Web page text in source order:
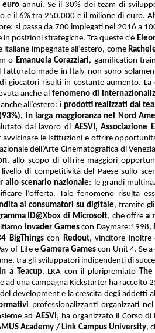
annui. Se il 30% dei team di
e il 6% tra 250.000 e il milione di euro.
si passa da 700 impiegati nel 2016 a
in posizioni strategiche. Tra queste c’è
italiane impegnate all’estero, come
o Emanuela Corazziari, gamification
made in Italy non sono
giocatori risulti in costante aumento. La
anche alfenomeno di
all’estero: i prodotti realizzati dai
in larga maggioranza nel Nord
dal lavoro di AESVI,
le Istituzioni e offrire
dell’Arte Cinematografica di
,allo scopo di offrire maggiori
di competitività del Paese sullo
scenario nazionale: le grandi
l’offerta. Tale fenomeno risulta
ai consumatori su digitale, tramite
ID@Xbox di Microsoft, che offre a
Invader Gamescon Daymare:1998,
BigThingscon Redout, vincitore inoltre
of Life e Gamera Games con Unit 4. Se
tra gli sviluppatori indipendenti di
a Teacup, LKA con il pluripremiato
ad una campagna Kickstarter ha raccolto
development e la crescita degli addetti
professionalizzanti organizzati
ad AESVI, ha organizzato il Corso
Academy / Link Campus University,